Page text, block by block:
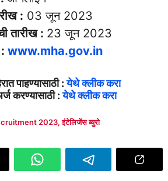
: 03 जून 2023
तारीख : 23 जून 2023
www.mha.gov.in
पाहण्यासाठी :येथे क्लीक करा
करण्यासाठी :येथे क्लीक करा
2023,इंटेलिजेंस ब्युरो